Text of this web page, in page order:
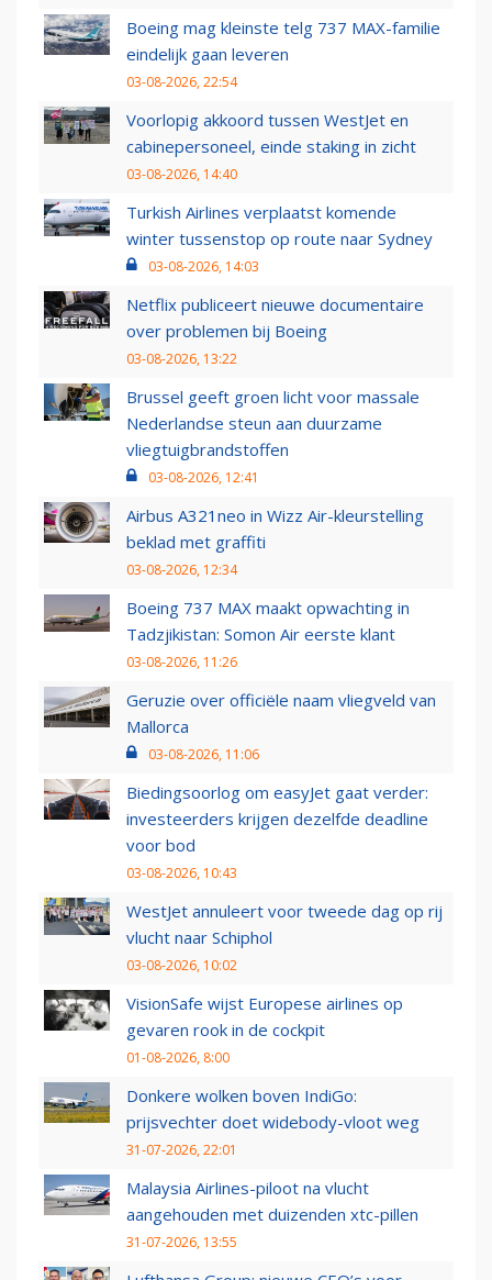
Boeing mag kleinste telg 737 MAX-familie
eindelijk gaan leveren
03-08-2026, 22:54
Voorlopig akkoord tussen WestJet en
cabinepersoneel, einde staking in zicht
03-08-2026, 14:40
Turkish Airlines verplaatst komende
winter tussenstop op route naar Sydney
03-08-2026, 14:03
Netflix publiceert nieuwe documentaire
over problemen bij Boeing
03-08-2026, 13:22
Brussel geeft groen licht voor massale
Nederlandse steun aan duurzame
vliegtuigbrandstoffen
03-08-2026, 12:41
Airbus A321neo in Wizz Air-kleurstelling
beklad met graffiti
03-08-2026, 12:34
Boeing 737 MAX maakt opwachting in
Tadzjikistan: Somon Air eerste klant
03-08-2026, 11:26
Geruzie over officiële naam vliegveld van
Mallorca
03-08-2026, 11:06
Biedingsoorlog om easyJet gaat verder:
investeerders krijgen dezelfde deadline
voor bod
03-08-2026, 10:43
WestJet annuleert voor tweede dag op rij
vlucht naar Schiphol
03-08-2026, 10:02
VisionSafe wijst Europese airlines op
gevaren rook in de cockpit
01-08-2026, 8:00
Donkere wolken boven IndiGo:
prijsvechter doet widebody-vloot weg
31-07-2026, 22:01
Malaysia Airlines-piloot na vlucht
aangehouden met duizenden xtc-pillen
31-07-2026, 13:55